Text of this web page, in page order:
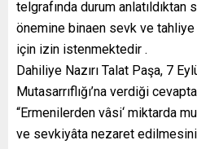
telgrafında durum anlatıldıktan
önemine binaen sevk ve
için izin istenmektedir .
Dahiliye Nazırı Talat Paşa, 7
Mutasarrıflığı’na verdiği
“Ermenilerden vâsi‘ miktarda
ve sevkiyâta nezaret